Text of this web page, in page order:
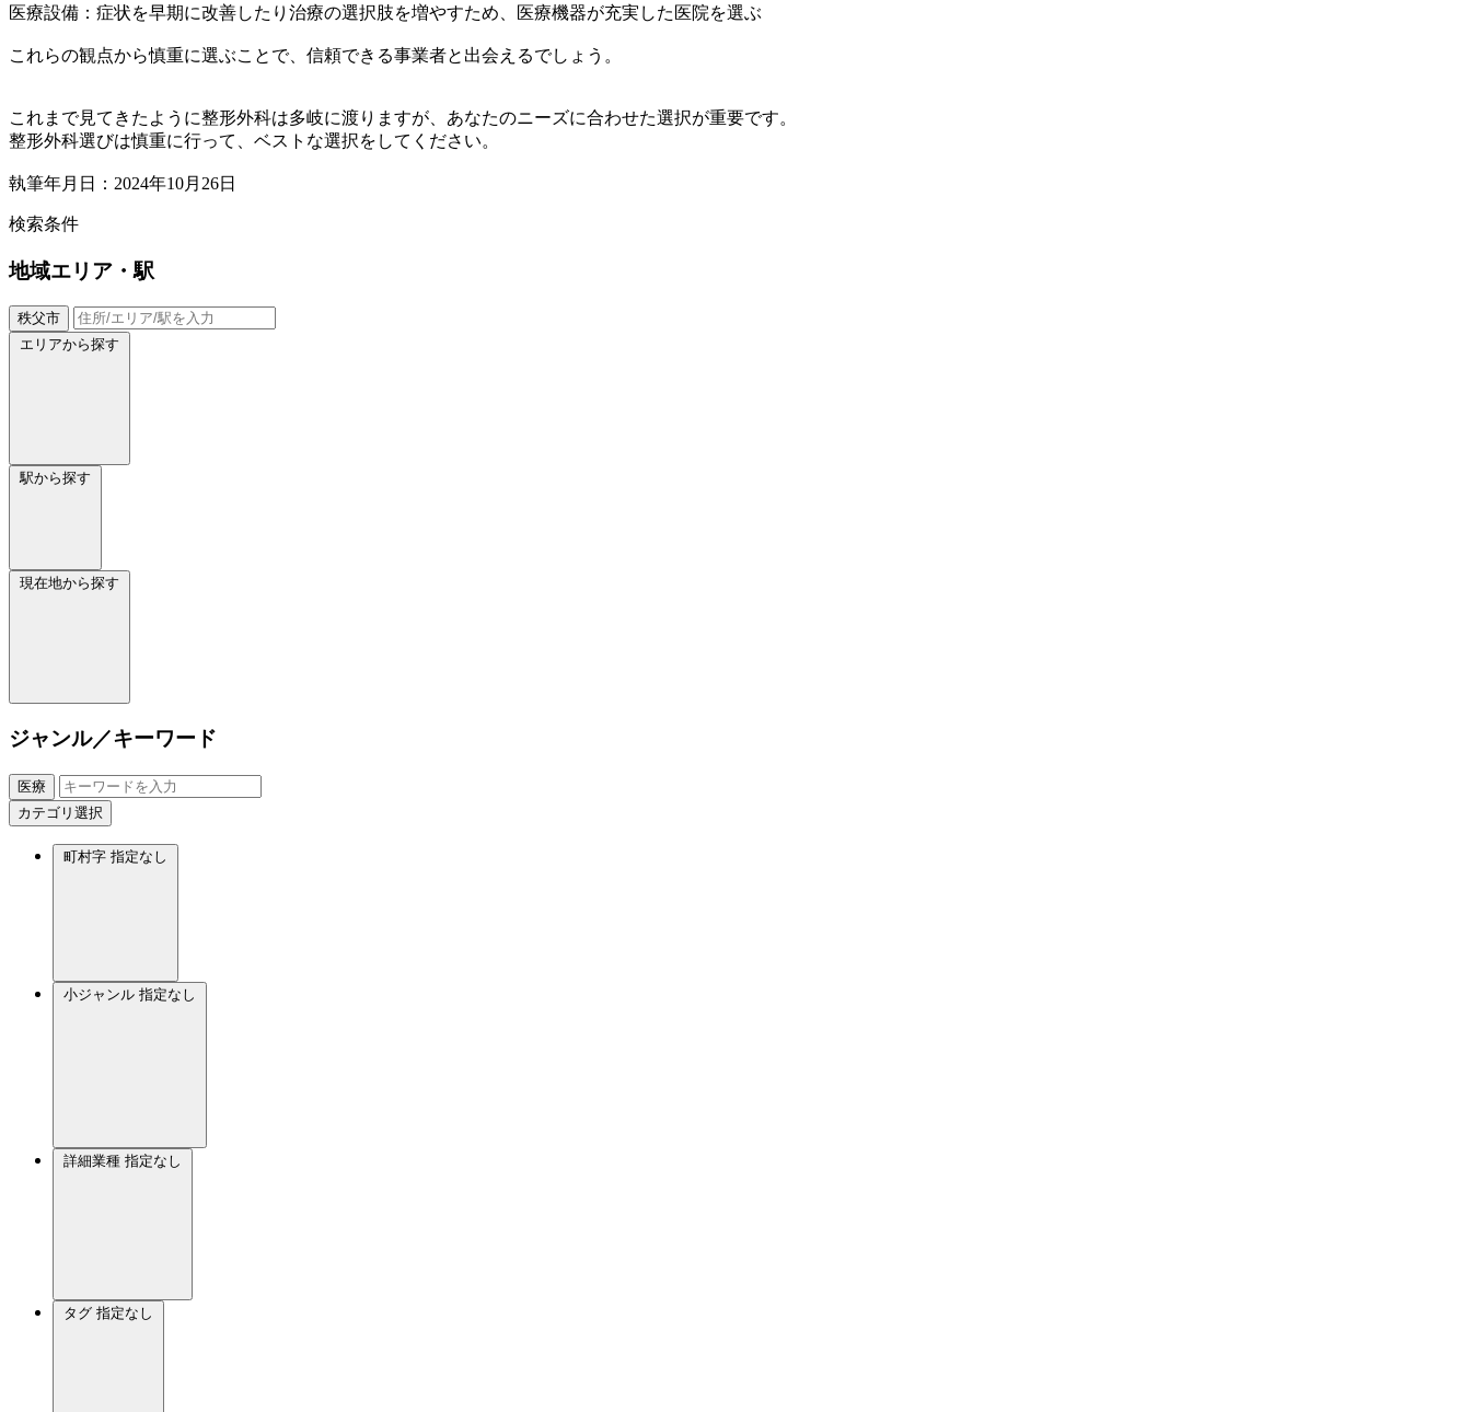
医療設備：症状を早期に改善したり治療の選択肢を増やすため、医療機器が充実した医院を選ぶ
これらの観点から慎重に選ぶことで、信頼できる事業者と出会えるでしょう。
これまで見てきたように整形外科は多岐に渡りますが、あなたのニーズに合わせた選択が重要です。
整形外科選びは慎重に行って、ベストな選択をしてください。
執筆年月日：2024年10月26日
検索条件
地域エリア・駅
秩父市
エリアから探す
駅から探す
現在地から探す
ジャンル／キーワード
医療
カテゴリ選択
町村字 指定なし
小ジャンル 指定なし
詳細業種 指定なし
タグ 指定なし